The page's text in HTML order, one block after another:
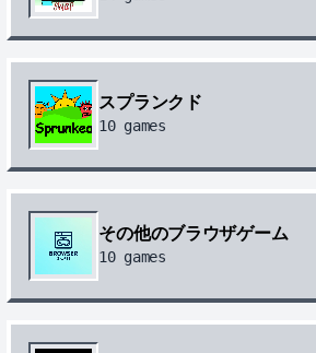
スプランクド
10games
その他のブラウザゲーム
10games